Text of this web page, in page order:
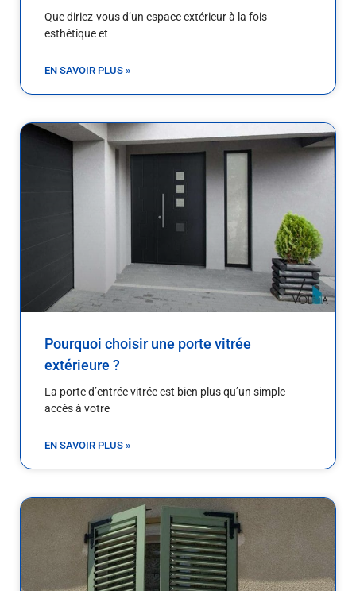
Que diriez-vous d’un espace extérieur à la fois
esthétique et
EN SAVOIR PLUS »
Pourquoi choisir une porte vitrée
extérieure ?
La porte d’entrée vitrée est bien plus qu’un simple
accès à votre
EN SAVOIR PLUS »